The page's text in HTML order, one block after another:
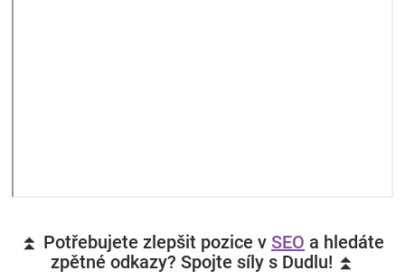
⏫ Potřebujete zlepšit pozice v SEO a hledáte
zpětné odkazy? Spojte síly s Dudlu! ⏫